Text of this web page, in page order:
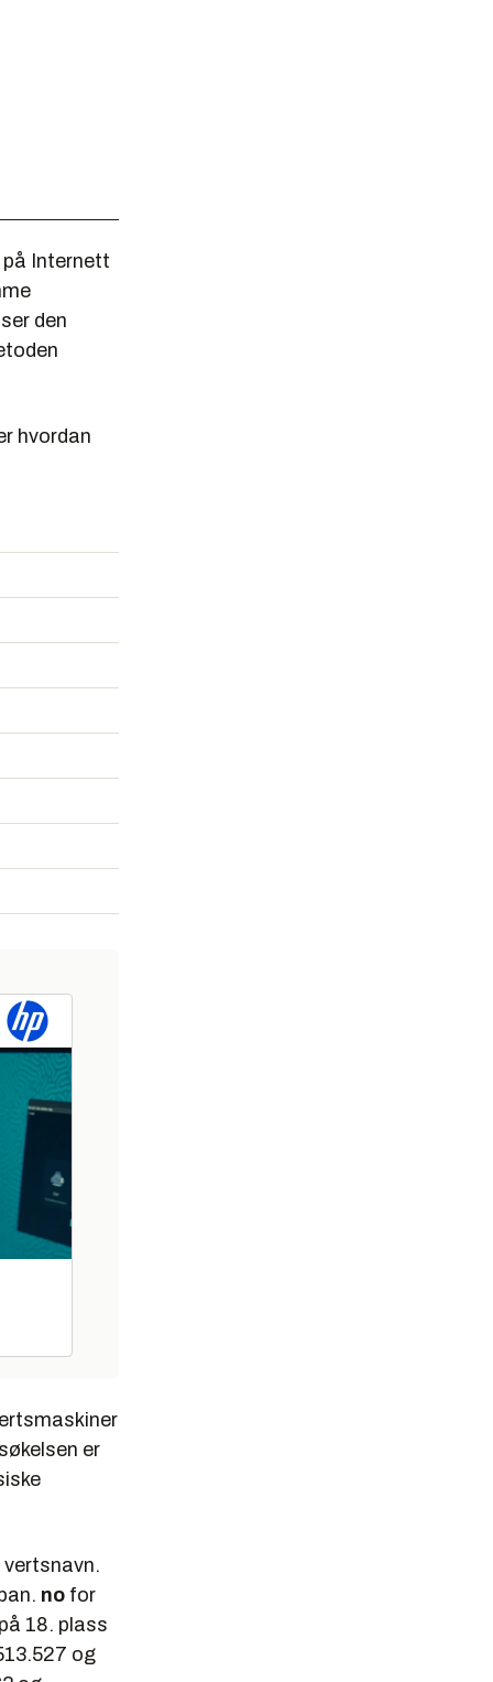
på Internett
den
hvordan
er
vertsnavn.
no for
18. plass
og